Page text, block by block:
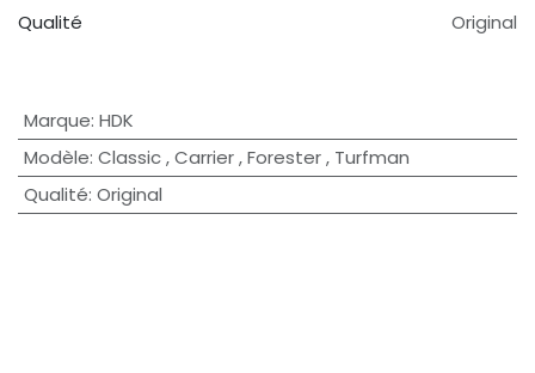
Qualité Original
Marque: HDK
Modèle: Classic ,Carrier ,Forester , Turfman
Qualité: Original